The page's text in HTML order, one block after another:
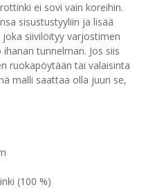
ei sovi vain koreihin.
sisustustyyliin ja lisää
siivilöityy varjostimen
tunnelman. Jos siis
ruokapöytään tai valaisinta
malli saattaa olla juuri se,
(100 %)